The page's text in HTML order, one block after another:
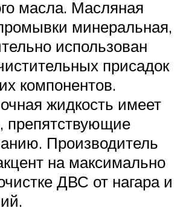
масла. Масляная
минеральная,
использован
присадок
компонентов.
жидкость имеет
препятствующие
Производитель
на максимально
ДВС от нагара и